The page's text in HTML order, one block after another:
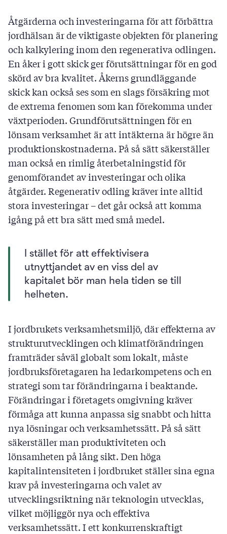
Åtgärderna och investeringarna för att förbättra
jordhälsan är de viktigaste objekten för planering
och kalkylering inom den regenerativa odlingen.
En åker i gott skick ger förutsättningar för en god
skörd av bra kvalitet. Åkerns grundläggande
skick kan också ses som en slags försäkring mot
de extrema fenomen som kan förekomma under
växtperioden. Grundförutsättningen för en
lönsam verksamhet är att intäkterna är högre än
produktionskostnaderna. På så sätt säkerställer
man också en rimlig återbetalningstid för
genomförandet av investeringar och olika
åtgärder. Regenerativ odling kräver inte alltid
stora investeringar – det går också att komma
igång på ett bra sätt med små medel.
I stället för att effektivisera
utnyttjandet av en viss del av
kapitalet bör man hela tiden se till
helheten.
I jordbrukets verksamhetsmiljö, där effekterna av
strukturutvecklingen och klimatförändringen
framträder såväl globalt som lokalt, måste
jordbruksföretagaren ha ledarkompetens och en
strategi som tar förändringarna i beaktande.
Förändringar i företagets omgivning kräver
förmåga att kunna anpassa sig snabbt och hitta
nya lösningar och verksamhetssätt. På så sätt
säkerställer man produktiviteten och
lönsamheten på lång sikt. Den höga
kapitalintensiteten i jordbruket ställer sina egna
krav på investeringarna och valet av
utvecklingsriktning när teknologin utvecklas,
vilket möjliggör nya och effektiva
verksamhetssätt. I ett konkurrenskraftigt